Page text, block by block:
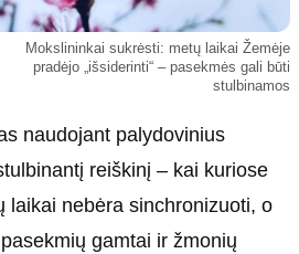
Mokslininkai sukrėsti: metų laikai Žemėje
pradėjo „išsiderinti“ – pasekmės gali būti
stulbinamos
naudojant palydovinius
reiškinį – kai kuriose
laikai nebėra sinchronizuoti, o
gamtai ir žmonių